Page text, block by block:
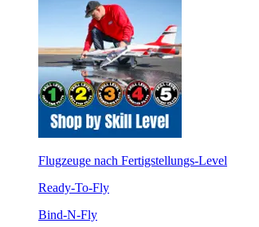
Flugzeuge nach Fertigstellungs-Level
Ready-To-Fly
Bind-N-Fly